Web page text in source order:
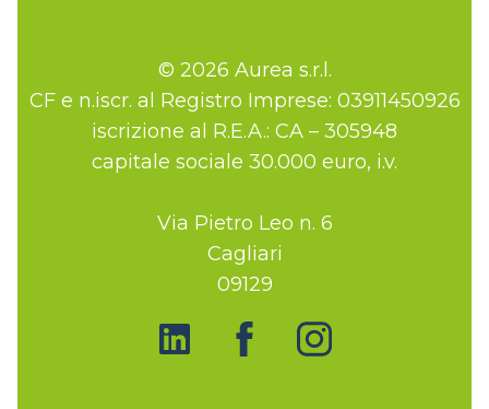
© 2026 Aurea s.r.l.
CF e n.iscr. al Registro Imprese: 03911450926
iscrizione al R.E.A.: CA – 305948
capitale sociale 30.000 euro, i.v.
Via Pietro Leo n. 6
Cagliari
09129